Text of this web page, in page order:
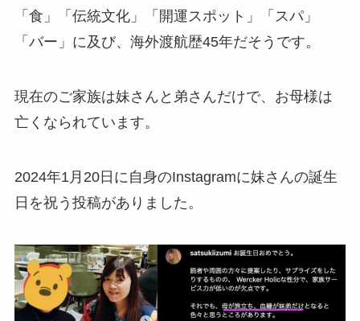
「食」「伝統文化」「開運スポット」「スパ」
「バー」に及び、海外渡航歴45年だそうです。
現在のご家族は妹さんと弟さんだけで、お母様は
亡くなられています。
2024年1月20日に自身のInstagramに妹さんの誕生
日を祝う投稿がありました。